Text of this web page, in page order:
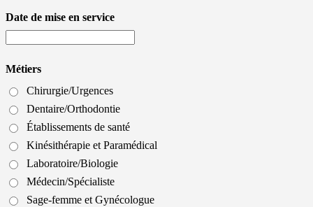
Date de mise en service
Métiers
Chirurgie/Urgences
Dentaire/Orthodontie
Établissements de santé
Kinésithérapie et Paramédical
Laboratoire/Biologie
Médecin/Spécialiste
Sage-femme et Gynécologue